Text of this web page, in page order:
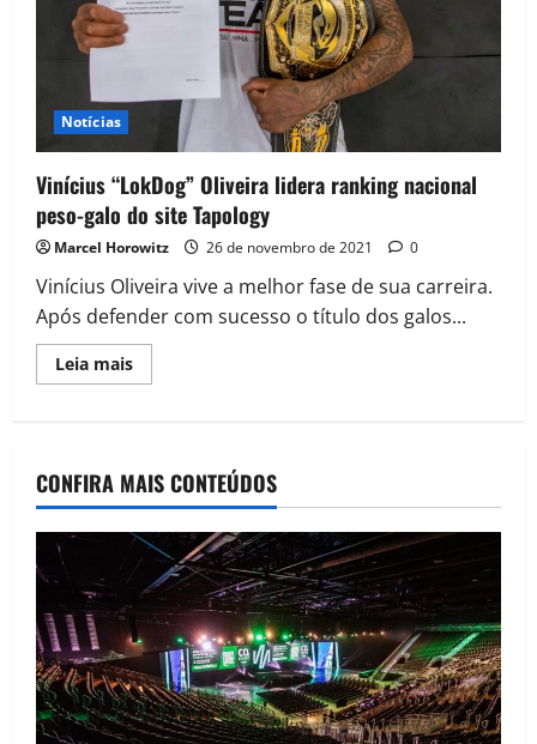
Notícias
Vinícius “LokDog” Oliveira lidera ranking nacional
peso-galo do site Tapology
Marcel Horowitz 26 de novembro de 2021 0
Vinícius Oliveira vive a melhor fase de sua carreira.
Após defender com sucesso o título dos galos...
Leia mais
CONFIRA MAIS CONTEÚDOS